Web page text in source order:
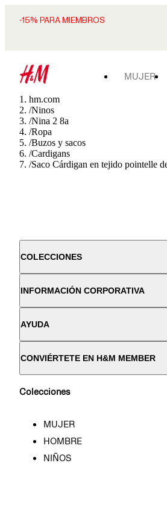
-15% PARA MIEMBROS
MUJER
hm.com
/Ninos
/Nina 2 8a
/Ropa
/Buzos y sacos
/Cardigans
/Saco Cárdigan en tejido pointelle
COLECCIONES
INFORMACIÓN CORPORATIVA
AYUDA
CONVIÉRTETE EN H&M MEMBER
Colecciones
MUJER
HOMBRE
NIÑOS